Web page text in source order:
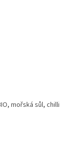
mořská sůl, chilli